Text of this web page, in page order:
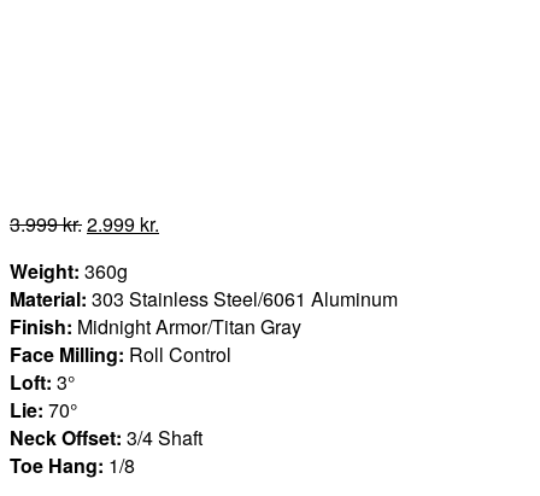
3.999kr.Den
pris
var:
3.999 kr..
2.999 kr.
er:
2.999 kr..
Weight: 360g
Material: 303 Stainless Steel/6061 Aluminum
Finish: Midnight Armor/Titan Gray
Face Milling: Roll Control
Loft: 3°
Lie: 70°
Neck Offset: 3/4 Shaft
Toe Hang: 1/8